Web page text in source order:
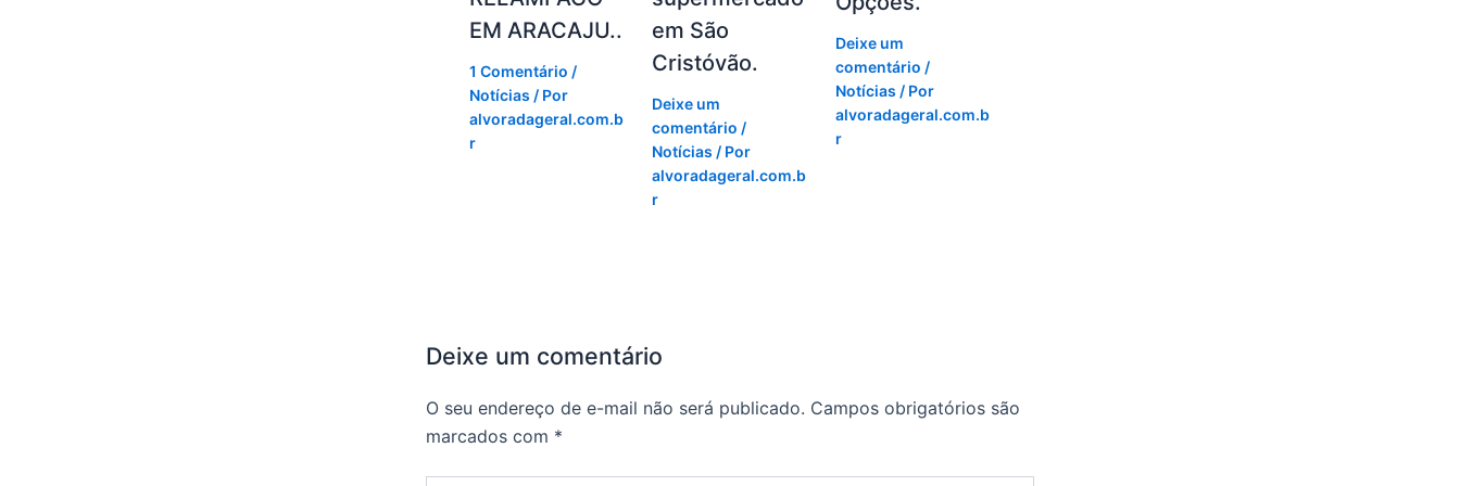
EM ARACAJU..
1 Comentário /
Notícias / Por
alvoradageral.com.b
r
em São
Cristóvão.
Deixe um
comentário /
Notícias / Por
alvoradageral.com.b
r
Deixe um
comentário /
Notícias / Por
alvoradageral.com.b
r
Deixe um comentário
O seu endereço de e-mail não será publicado. Campos obrigatórios são
marcados com *